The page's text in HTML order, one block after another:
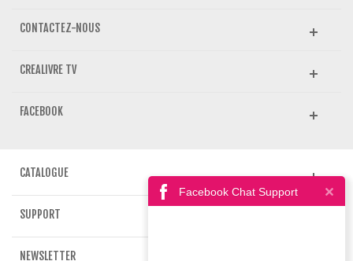
CONTACTEZ-NOUS
CREALIVRE TV
FACEBOOK
CATALOGUE
SUPPORT
NEWSLETTER
Facebook Chat Support